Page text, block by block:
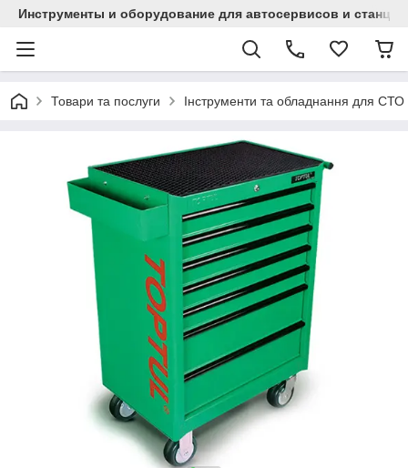
Инструменты и оборудование для автосервисов и
Товари та послуги Інструменти та обладнання для СТО